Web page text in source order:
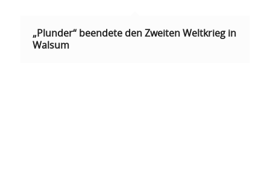
„Plunder“ beendete den Zweiten Weltkrieg in
Walsum